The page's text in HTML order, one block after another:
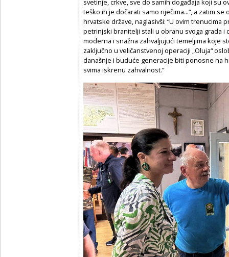
svetinje, crkve, sve do samih događaja koji su
teško ih je dočarati samo riječima...“, a zatim
hrvatske države, naglasivši: “U ovim trenucima
petrinjski branitelji stali u obranu svoga grada i
moderna i snažna zahvaljujući temeljima koje
zaključno u veličanstvenoj operaciji „Oluja“
današnje i buduće generacije biti ponosne na
svima iskrenu zahvalnost.”